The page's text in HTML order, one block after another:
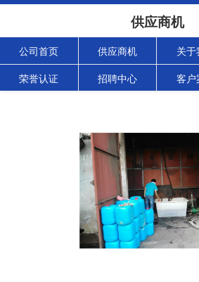
供应商机
公司首页 供应商机 关于
荣誉认证 招聘中心 客户